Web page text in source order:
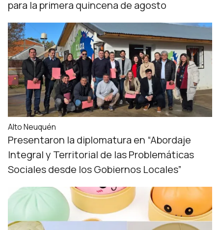
para la primera quincena de agosto
Alto Neuquén
Presentaron la diplomatura en “Abordaje
Integral y Territorial de las Problemáticas
Sociales desde los Gobiernos Locales”